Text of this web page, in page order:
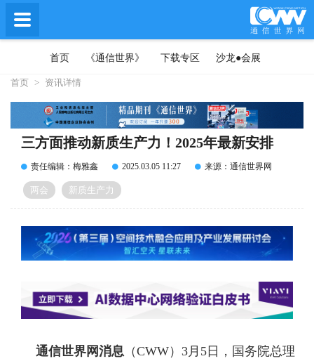
首页 《通信世界》 下载专区 沙龙●会展
首页 > 资讯详情
三方面推动新质生产力！2025年最新安排
责任编辑：梅雅鑫 2025.03.05 11:27 来源：通信世界网
两会 新质生产力
通信世界网消息 （CWW） 3月5日，国务院总理